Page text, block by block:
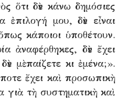
ὅτι δὲν κάνω δημόσιες
ἐπιλογή μου, δὲν εἶναι
κάποιοι ὑποθέτουν.
ἀναφέρθηκες, δὲν ἔχει
μὲ παίζετε κι ἐμένα;».
ἔχει καὶ προσωπικὴ
γιὰ τὴ συστηματικὴ καὶ